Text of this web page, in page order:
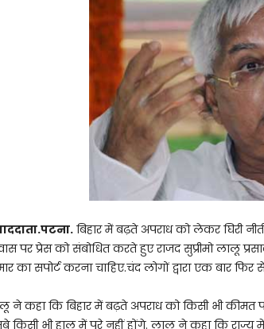
बिहार में बढ़ते अपराध को लेकर घिरी
पर प्रेस को संबोधित करते हुए राजद सुप्रीमो लालू
का सपोर्ट करना चाहिए.चंद लोगों द्वारा एक बार
ने कहा कि बिहार में बढ़ते अपराध को किसी भी कीमत
किसी भी हाल में पूरे नहीं होंगे. लालू ने कहा कि